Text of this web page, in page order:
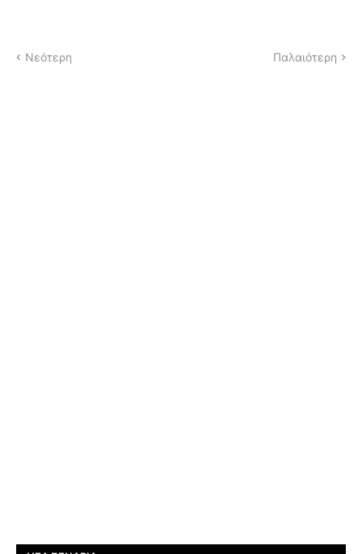
Νεότερη Παλαιότερη